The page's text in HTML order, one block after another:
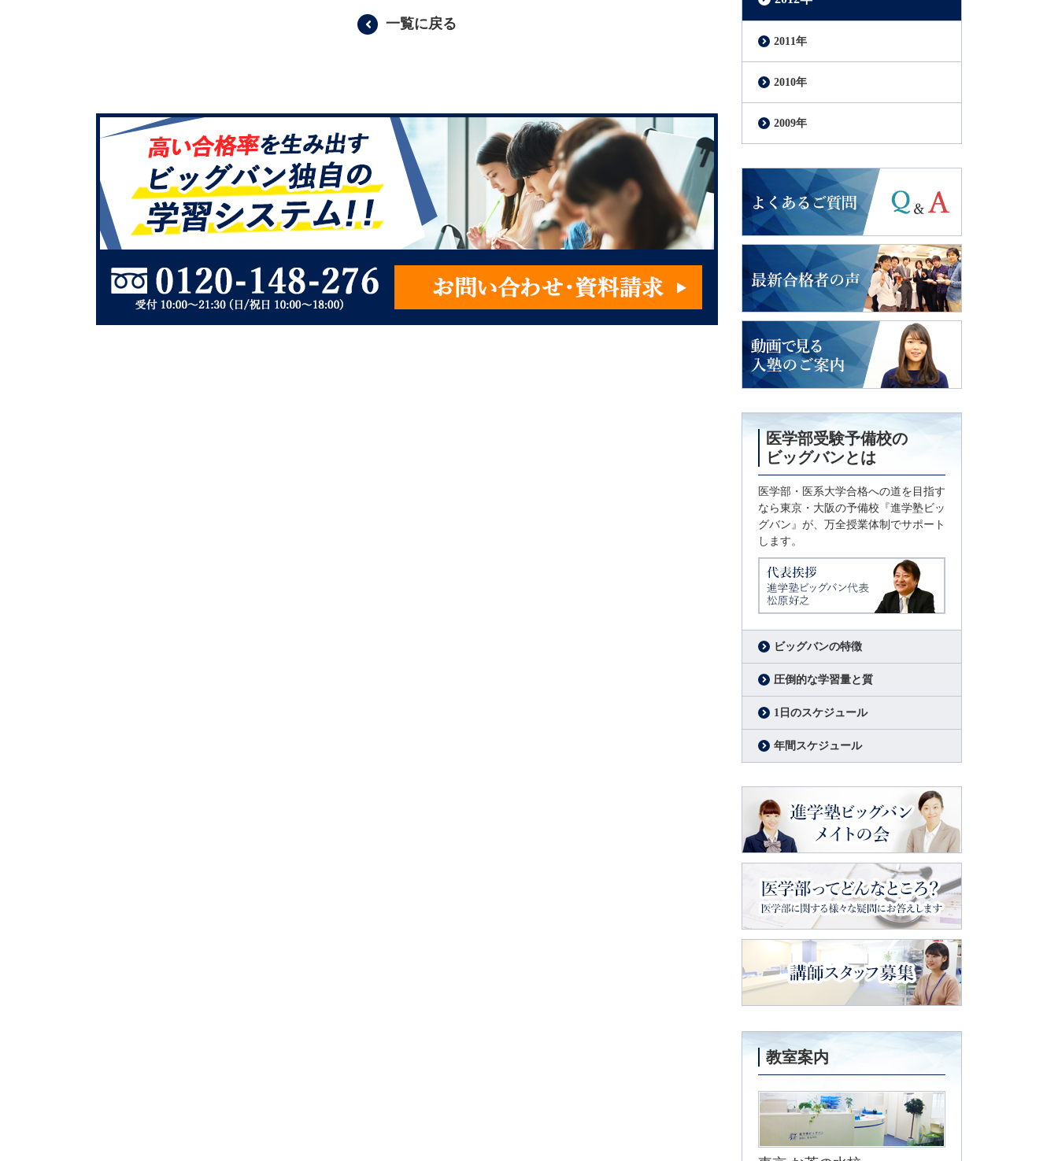
一覧に戻る
2011年
2010年
2009年
よくあるご質問
2018年度入試
最新合格者の声
入塾のご案内
医学部受験予備校の
ビッグバンとは
医学部・医系大学合格への道を目指す
なら東京・大阪の予備校『進学塾ビッ
グバン』が、万全授業体制でサポート
します。
松原好之
ビッグバンの特徴
圧倒的な学習量と質
1日のスケジュール
年間スケジュール
進学塾ビッグバン
メイトの会
医学部ってどんなところ？医学部に関
する様々な疑問にお答えします
教室案内